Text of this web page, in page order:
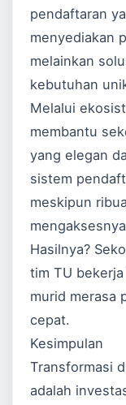
pendaftaran
menyediakan
melainkan
kebutuhan
Melalui
membantu
yang elegan
sistem
meskipun
Hasilnya?
tim TU
murid merasa
cepat.
Kesimpulan
Transformasi
adalah